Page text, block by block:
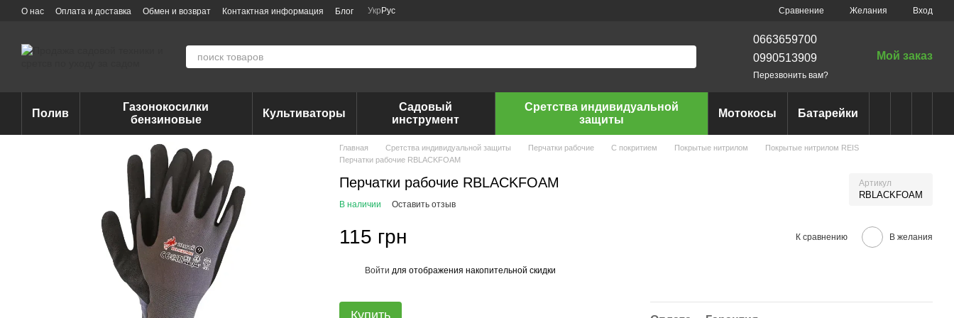
Перейти к основному контенту
О нас Оплата и доставка Обмен и возврат Контактная информация Блог Укр Рус Сравнение Желания Вход
0663659700
0990513909
Перезвонить вам?
Мой заказ
Полив
Газонокосилки
бензиновые
Культиваторы
Садовый
инструмент
Сретства индивидуальной
защиты
Мотокосы Батарейки
Главная Сретства индивидуальной защиты Перчатки рабочие С покритием Покрытые нитрилом
Покрытые нитрилом REIS
Перчатки рабочие RBLACKFOAM
Перчатки рабочие RBLACKFOAM Артикул
RBLACKFOAM
В наличии Оставить отзыв
115 грн К сравнению В желания
Войти для отображения накопительной скидки
Купить